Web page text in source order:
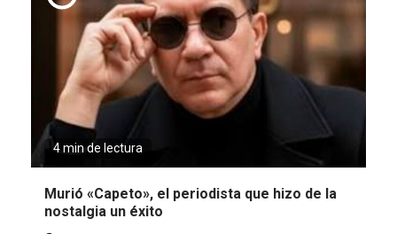
4 min de lectura
Murió «Capeto», el periodista que hizo de la
nostalgia un éxito